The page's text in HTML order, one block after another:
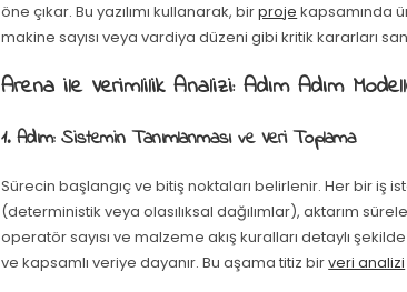
öne çıkar. Bu yazılımı kullanarak, birproje kapsamında
makine sayısı veya vardiya düzeni gibi kritik kararları
Arena ile Verimlilik Analizi: Adım Adım
1. Adım: Sistemin Tanımlanması ve Veri Toplama
Sürecin başlangıç ve bitiş noktaları belirlenir. Her bir iş
(deterministik veya olasılıksal dağılımlar), aktarım
operatör sayısı ve malzeme akış kuralları detaylı
ve kapsamlı veriye dayanır. Bu aşama titiz birveri analizi